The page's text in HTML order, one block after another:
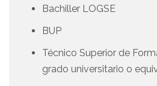
Bachiller LOGSE
BUP
Técnico Superior de
grado universitario o